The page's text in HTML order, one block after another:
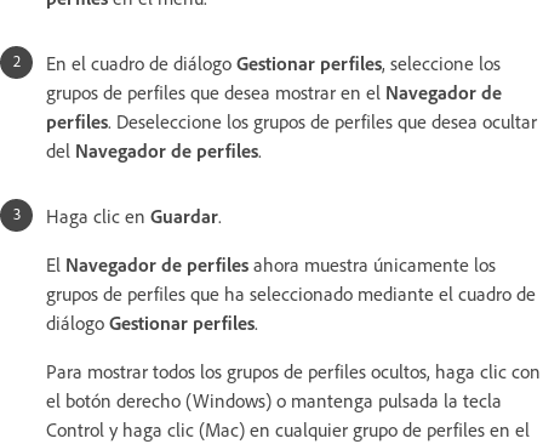
En el cuadro de diálogo Gestionar perfiles, seleccione los
grupos de perfiles que desea mostrar en el Navegador de
perfiles. Deseleccione los grupos de perfiles que desea ocultar
del Navegador de perfiles.
Haga clic en Guardar.
El Navegador de perfiles ahora muestra únicamente los
grupos de perfiles que ha seleccionado mediante el cuadro de
diálogo Gestionar perfiles.
Para mostrar todos los grupos de perfiles ocultos, haga clic con
el botón derecho (Windows) o mantenga pulsada la tecla
Control y haga clic (Mac) en cualquier grupo de perfiles en el